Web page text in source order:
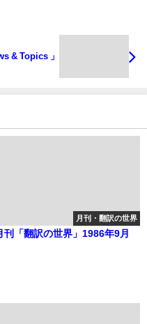
& Topics 」
月刊・翻訳の世界
刊「翻訳の世界」1986年9月